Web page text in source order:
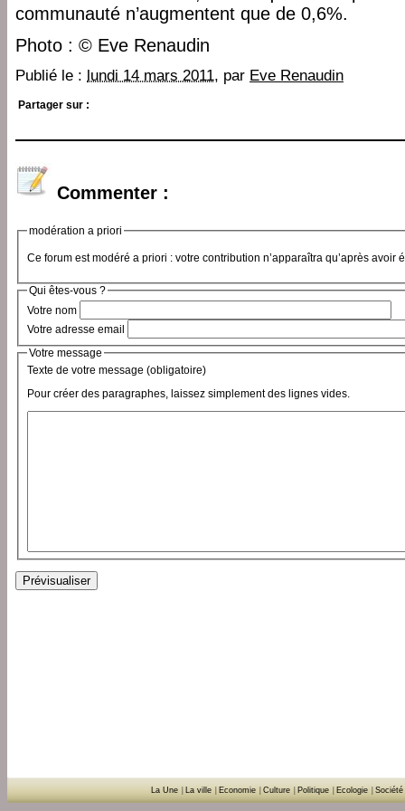
communauté n’augmentent que de 0,6%.
Photo : © Eve Renaudin
Publié le : lundi 14 mars 2011, par Eve Renaudin
Partager sur :
Commenter :
modération a priori
Ce forum est modéré a priori : votre contribution n’apparaîtra qu’après avoir
Qui êtes-vous ?
Votre nom
Votre adresse email
Votre message
Texte de votre message (obligatoire)
Pour créer des paragraphes, laissez simplement des lignes vides.
La Une La ville Economie Culture Politique Ecologie Société